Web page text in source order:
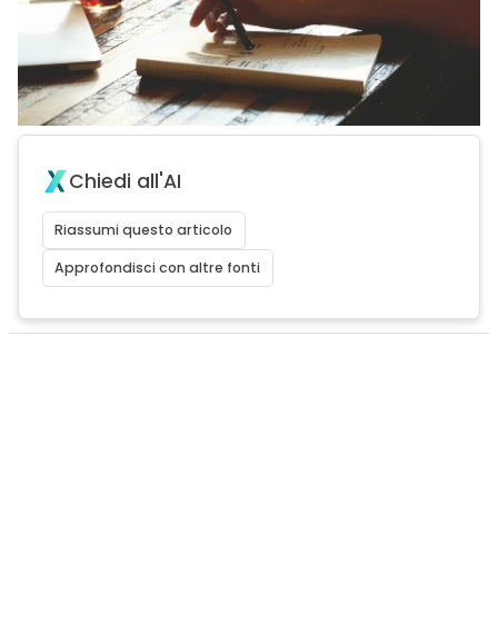
Chiedi all'AI
Riassumi questo articolo
Approfondisci con altre fonti